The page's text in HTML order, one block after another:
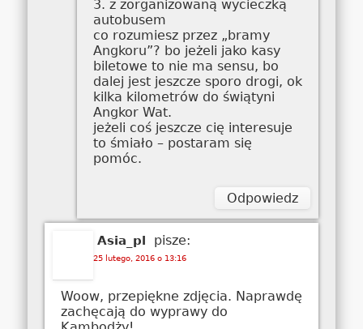
3. z zorganizowaną wycieczką
autobusem
co rozumiesz przez „bramy
Angkoru”? bo jeżeli jako kasy
biletowe to nie ma sensu, bo
dalej jest jeszcze sporo drogi, ok
kilka kilometrów do świątyni
Angkor Wat.
jeżeli coś jeszcze cię interesuje
to śmiało – postaram się
pomóc.
Odpowiedz
Asia_pl pisze:
25 lutego, 2016 o 13:16
Woow, przepiękne zdjęcia. Naprawdę
zachęcają do wyprawy do